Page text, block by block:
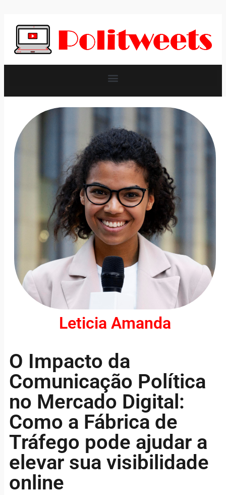
Leticia Amanda
O Impacto da
Comunicação Política
no Mercado Digital:
Como a Fábrica de
Tráfego pode ajudar a
elevar sua visibilidade
online